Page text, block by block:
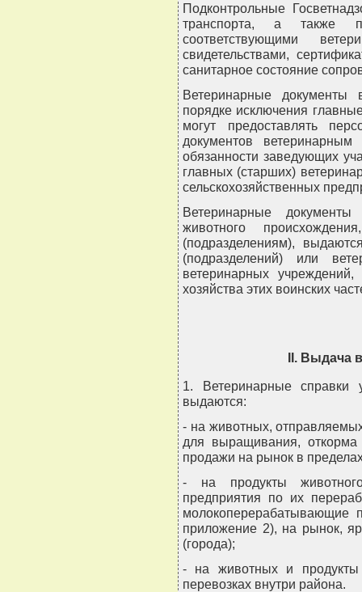
Подконтрольные
транспорта, а также
соответствующими
свидетельствами,
санитарное состояние
Ветеринарные
порядке исключения
могут предоставлять
документов
обязанности заведующих
главных (старших)
сельскохозяйственных
Ветеринарные
животного
(подразделениям),
(подразделений) или
ветеринарных
хозяйства этих воинских
II. Выдача
1. Ветеринарные справки
выдаются:
- на животных,
для выращивания,
продажи на рынок в
- на продукты
предприятия по их
молокоперерабатывающие
приложение 2), на рынок,
(города);
- на животных и продукты
перевозках внутри района.